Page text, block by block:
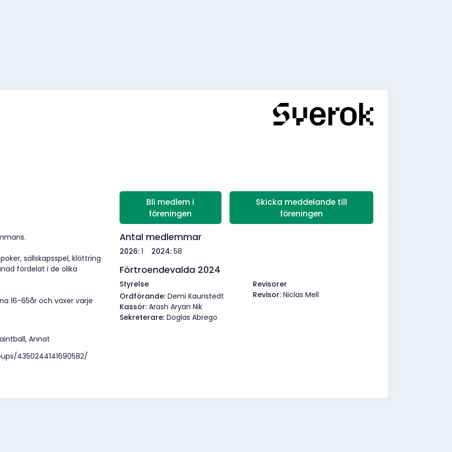
Bli medlem i
föreningen
Skicka meddelande till
föreningen
sällskapsspel, klättring
fördelat i de olika
16-65år och växer varje
Annat
4350244141690582/
Antal medlemmar
2026:1 2024:58
Förtroendevalda 2024
Styrelse
Ordförande: Demi Kauristedt
Kassör: Arash Aryan Nik
Sekreterare: Doglas Abrego
Revisorer
Revisor: Niclas Mell